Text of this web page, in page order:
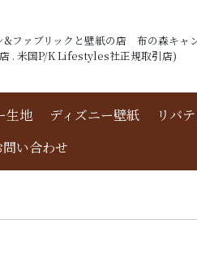
ファブリックと壁紙の店 布の森キャ
. 米国P/K Lifestyles社正規取引店)
生地 ディズニー壁紙 リバ
い合わせ